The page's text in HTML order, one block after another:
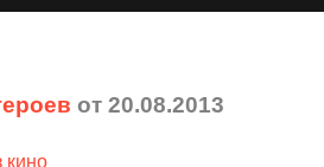
от 20.08.2013